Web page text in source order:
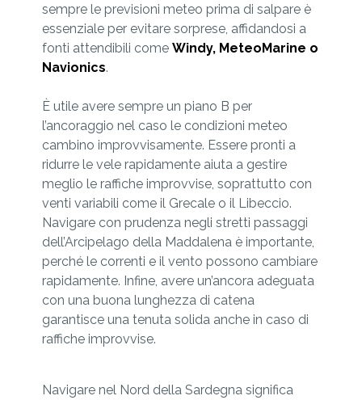
sempre le previsioni meteo prima di salpare è
essenziale per evitare sorprese, affidandosi a
fonti attendibili comeWindy, MeteoMarine o
Navionics.
È utile avere sempre un piano B per
l’ancoraggio nel caso le condizioni meteo
cambino improvvisamente. Essere pronti a
ridurre le vele rapidamente aiuta a gestire
meglio le raffiche improvvise, soprattutto con
venti variabili come il Grecale o il Libeccio.
Navigare con prudenza negli stretti passaggi
dell’Arcipelago della Maddalena è importante,
perché le correnti e il vento possono cambiare
rapidamente. Infine, avere un’ancora adeguata
con una buona lunghezza di catena
garantisce una tenuta solida anche in caso di
raffiche improvvise.
Navigare nel Nord della Sardegna significa